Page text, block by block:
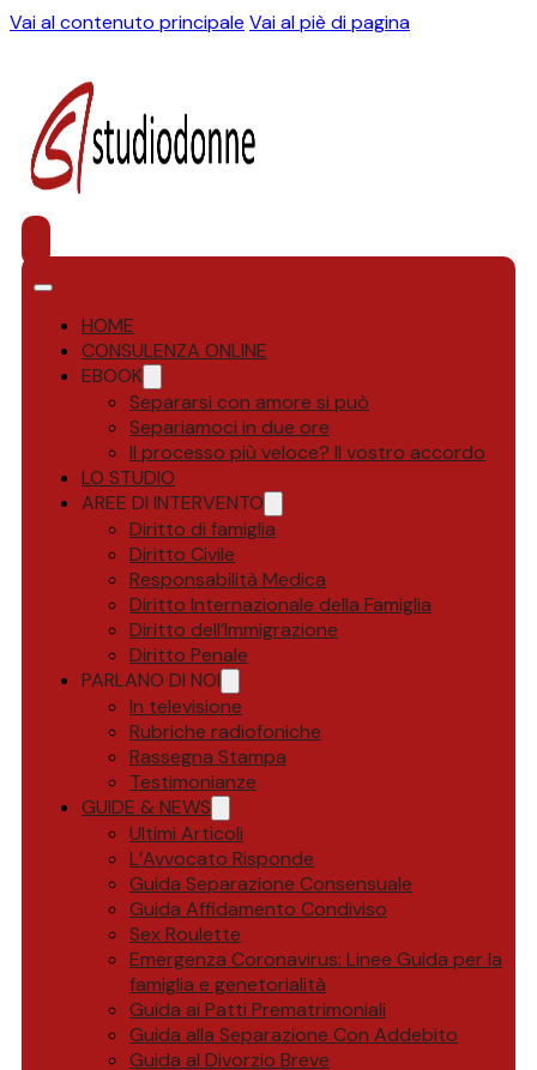
Vai al contenuto principale Vai al piè di pagina
HOME
CONSULENZA ONLINE
EBOOK
Separarsi con amore si può
Separiamoci in due ore
Il processo più veloce? Il vostro accordo
LO STUDIO
AREE DI INTERVENTO
Diritto di famiglia
Diritto Civile
Responsabilità Medica
Diritto Internazionale della Famiglia
Diritto dell’Immigrazione
Diritto Penale
PARLANO DI NOI
In televisione
Rubriche radiofoniche
Rassegna Stampa
Testimonianze
GUIDE & NEWS
Ultimi Articoli
L’Avvocato Risponde
Guida Separazione Consensuale
Guida Affidamento Condiviso
Sex Roulette
Emergenza Coronavirus: Linee Guida per la
famiglia e genetorialità
Guida ai Patti Prematrimoniali
Guida alla Separazione Con Addebito
Guida al Divorzio Breve